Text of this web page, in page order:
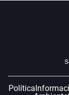
Política